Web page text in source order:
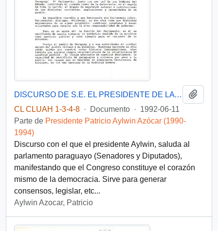
DISCURSO DE S.E. EL PRESIDENTE DE LA REPUBLICA, D. PATRICIO AYLWIN AZOCAR, ANTE EL CONGRESO NACIONAL PARAGUAYO
CL CLUAH 1-3-4-8 · Documento · 1992-06-11
Parte de Presidente Patricio Aylwin Azócar (1990-
1994)
Discurso con el que el presidente Aylwin, saluda al
parlamento paraguayo (Senadores y Diputados),
manifestando que el Congreso constituye el corazón
mismo de la democracia. Sirve para generar
consensos, legislar, etc...
Aylwin Azocar, Patricio